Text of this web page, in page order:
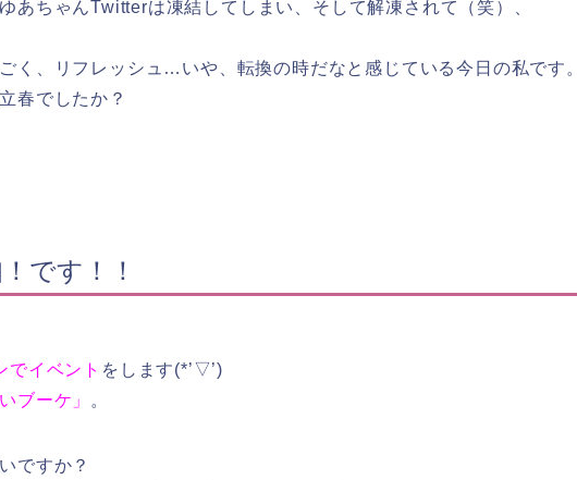
あちゃんTwitterは凍結してしまい、そして解凍されて（笑）、
く、リフレッシュ…いや、転換の時だなと感じている今日の私です。
春でしたか？
です！！
でイベント をします(*’▽’)
ブーケ」 。
ですか？